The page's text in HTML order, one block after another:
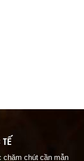
chăm chút cần mẫn